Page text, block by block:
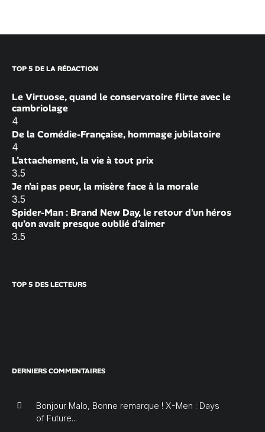
TOP 5 DE LA RÉDACTION
Le Virtuose, quand le conservatoire flirte avec le
cambriolage
4
De la Comédie-Française, hommage jubilatoire
4
L’attachement, la vie à tout prix
3.5
Je n’ai pas peur, la misère face à la morale
3.5
Spider-Man : Brand New Day, le retour d’un héros
qu’on avait presque oublié d’aimer
3.5
TOP 5 DES LECTEURS
DERNIERS COMMENTAIRES
Bonjour Malo, Bonne remarque ! X-Men : Days
of Future...